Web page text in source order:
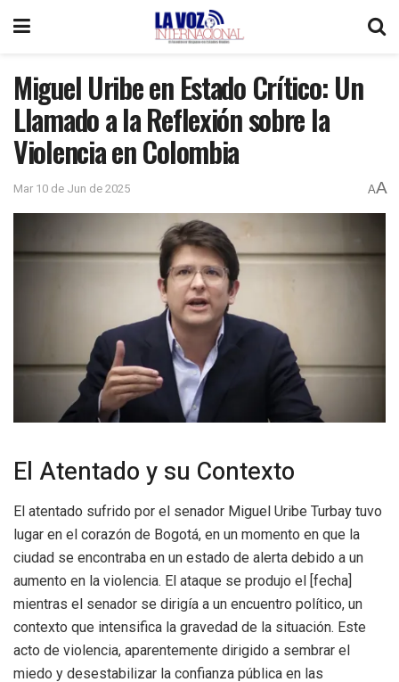
Miguel Uribe en Estado Crítico: Un
Llamado a la Reflexión sobre la
Violencia en Colombia
Mar 10 de Jun de 2025 AA
El Atentado y su Contexto
El atentado sufrido por el senador Miguel Uribe Turbay tuvo
lugar en el corazón de Bogotá, en un momento en que la
ciudad se encontraba en un estado de alerta debido a un
aumento en la violencia. El ataque se produjo el [fecha]
mientras el senador se dirigía a un encuentro político, un
contexto que intensifica la gravedad de la situación. Este
acto de violencia, aparentemente dirigido a sembrar el
miedo y desestabilizar la confianza pública en las